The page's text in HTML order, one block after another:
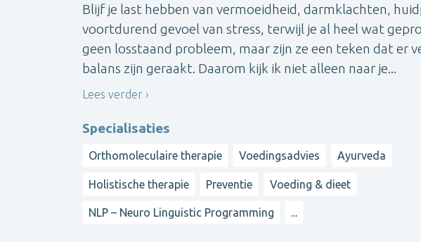
Blijf je last hebben van vermoeidheid, darmklachten,
voortdurend gevoel van stress, terwijl je al heel wat
geen losstaand probleem, maar zijn ze een teken dat er
balans zijn geraakt. Daarom kijk ik niet alleen naar je...
Lees verder
Specialisaties
Orthomoleculaire therapie Voedingsadvies Ayurveda
Holistische therapie Preventie Voeding & dieet
NLP – Neuro Linguistic Programming ...